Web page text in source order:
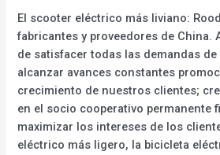
El scooter eléctrico más liviano:
fabricantes y proveedores de China.
de satisfacer todas las demandas
alcanzar avances constantes
crecimiento de nuestros clientes;
en el socio cooperativo permanente
maximizar los intereses de los
eléctrico más ligero, la bicicleta